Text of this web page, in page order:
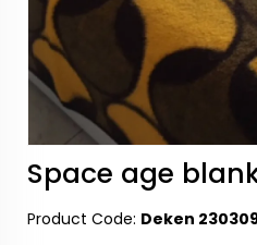
Space age
Product Code: Deken